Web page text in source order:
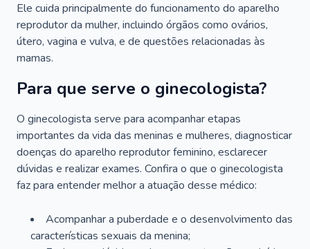
Ele cuida principalmente do funcionamento do aparelho
reprodutor da mulher, incluindo órgãos como ovários,
útero, vagina e vulva, e de questões relacionadas às
mamas.
Para que serve o ginecologista?
O ginecologista serve para acompanhar etapas
importantes da vida das meninas e mulheres, diagnosticar
doenças do aparelho reprodutor feminino, esclarecer
dúvidas e realizar exames. Confira o que o ginecologista
faz para entender melhor a atuação desse médico:
Acompanhar a puberdade e o desenvolvimento das
características sexuais da menina;